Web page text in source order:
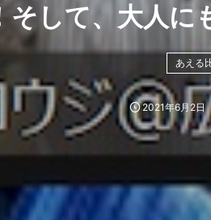
そして、大人
あえる
2021年6月2日